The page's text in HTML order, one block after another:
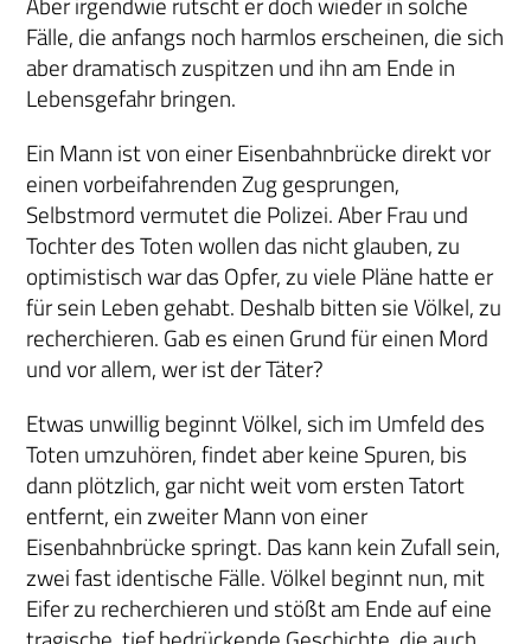
Fälle, die anfangs noch harmlos erscheinen, die sich
aber dramatisch zuspitzen und ihn am Ende in
Lebensgefahr bringen.
Ein Mann ist von einer Eisenbahnbrücke direkt vor
einen vorbeifahrenden Zug gesprungen,
Selbstmord vermutet die Polizei. Aber Frau und
Tochter des Toten wollen das nicht glauben, zu
optimistisch war das Opfer, zu viele Pläne hatte er
für sein Leben gehabt. Deshalb bitten sie Völkel, zu
recherchieren. Gab es einen Grund für einen Mord
und vor allem, wer ist der Täter?
Etwas unwillig beginnt Völkel, sich im Umfeld des
Toten umzuhören, findet aber keine Spuren, bis
dann plötzlich, gar nicht weit vom ersten Tatort
entfernt, ein zweiter Mann von einer
Eisenbahnbrücke springt. Das kann kein Zufall sein,
zwei fast identische Fälle. Völkel beginnt nun, mit
Eifer zu recherchieren und stößt am Ende auf eine